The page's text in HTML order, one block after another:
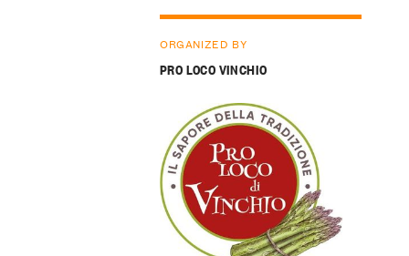
ORGANIZED BY
PRO LOCO VINCHIO